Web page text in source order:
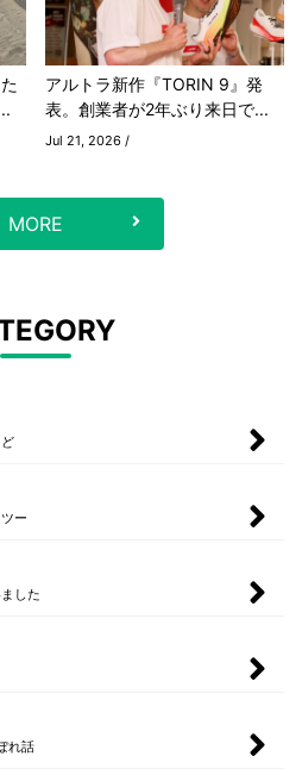
アルトラ新作『TORIN 9』発
表。創業者が2年ぶり来日で...
Jul 21, 2026 /
MORE
ー
した
れ話